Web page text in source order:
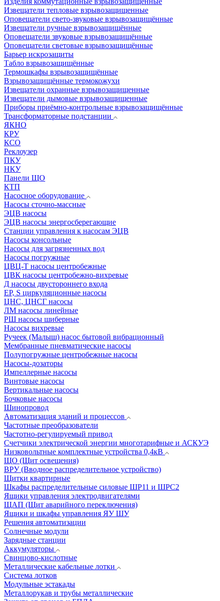
Извещатели тепловые взрывозащищенные
Оповещатели свето-звуковые взрывозащищённые
Извещатели ручные взрывозащищённые
Оповещатели звуковые взрывозащищённые
Оповещатели световые взрывозащищённые
Барьер искрозащиты
Табло взрывозащищённые
Термошкафы взрывозащищённые
Взрывозащищённые термокожухи
Извещатели охранные взрывозащищенные
Извещатели дымовые взрывозащищенные
Приборы приёмно-контрольные взрывозащищённые
Трансформаторные подстанции
ЯКНО
КРУ
КСО
Реклоузер
ПКУ
НКУ
Панели ЩО
КТП
Насосное оборудование
Насосы сточно-массные
ЭЦВ насосы
ЭЦВ насосы энергосберегающие
Станции управления к насосам ЭЦВ
Насосы консольные
Насосы для загрязненных вод
Насосы погружные
ЦВЦ-Т насосы центробежные
ЦВК насосы центробежно-вихревые
Д насосы двустороннего входа
EP, S циркуляционные насосы
ЦНС, ЦНСГ насосы
ЛМ насосы линейные
РШ насосы шиберные
Насосы вихревые
Ручеек (Малыш) насос бытовой вибрационный
Мембранные пневматические насосы
Полупогружные центробежные насосы
Насосы-дозаторы
Импеллерные насосы
Винтовые насосы
Вертикальные насосы
Бочковые насосы
Шинопровод
Автоматизация зданий и процессов
Частотные преобразователи
Частотно-регулируемый привод
Счетчики электрической энергии многотарифные и АСКУЭ
Низковольтные комплектные устройства 0,4кВ
ЩО (Щит освещения)
ВРУ (Вводное распределительное устройство)
Щитки квартирные
Шкафы распределительные силовые ШР11 и ШРС2
Ящики управления электродвигателями
ЩАП (Щит аварийного переключения)
Ящики и шкафы управления ЯУ ШУ
Решения автоматизации
Солнечные модули
Зарядные станции
Аккумуляторы
Свинцово-кислотные
Металлические кабельные лотки
Система лотков
Модульные эстакады
Металлорукав и трубы металлические